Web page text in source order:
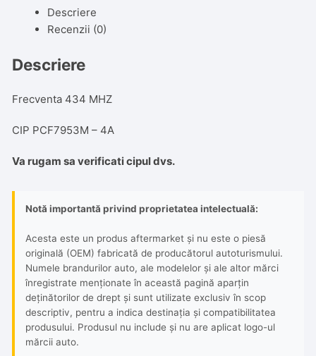
PCF7953M,
434MHz
Pentru
Descriere
Recenzii (0)
Descriere
Frecventa 434 MHZ
CIP PCF7953M – 4A
Va rugam sa verificati cipul dvs.
Notă importantă privind proprietatea intelectuală:
Acesta este un produs aftermarket și nu este o piesă
originală (OEM) fabricată de producătorul autoturismului.
Numele brandurilor auto, ale modelelor și ale altor mărci
înregistrate menționate în această pagină aparțin
deținătorilor de drept și sunt utilizate exclusiv în scop
descriptiv, pentru a indica destinația și compatibilitatea
produsului. Produsul nu include și nu are aplicat logo-ul
mărcii auto.